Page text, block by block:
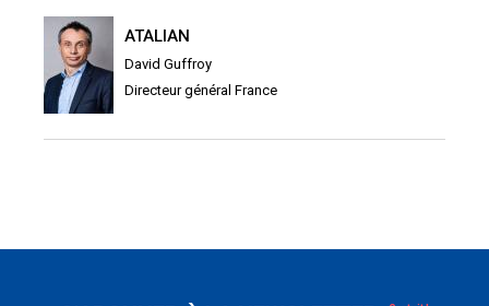
ATALIAN
David Guffroy
Directeur général France